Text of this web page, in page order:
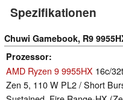
Spezifikationen
Chuwi Gamebook, R9
Prozessor
AMD Ryzen 9 9955HX 16c/
Zen 5, 110 W PL2 / Short